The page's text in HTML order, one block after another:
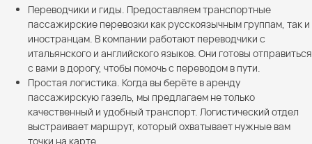
Переводчики и гиды. Предоставляем транспортные
пассажирские перевозки как русскоязычным группам, так и
иностранцам. В компании работают переводчики с
итальянского и английского языков. Они готовы отправиться
с вами в дорогу, чтобы помочь с переводом в пути.
Простая логистика. Когда вы берёте в аренду
пассажирскую газель, мы предлагаем не только
качественный и удобный транспорт. Логистический отдел
выстраивает маршрут, который охватывает нужные вам
точки на карте.